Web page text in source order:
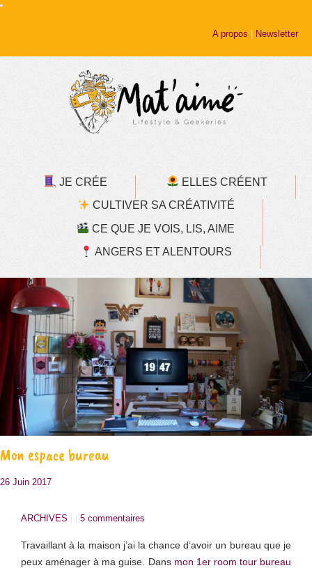
A propos | Newsletter
JE CRÉE
ELLES CRÉENT
CULTIVER SA CRÉATIVITÉ
CE QUE JE VOIS, LIS, AIME
ANGERS ET ALENTOURS
Mon espace bureau
26 Juin 2017
ARCHIVES 5 commentaires
Travaillant à la maison j’ai la chance d’avoir un bureau que je
peux aménager à ma guise. Dans mon 1er room tour bureau